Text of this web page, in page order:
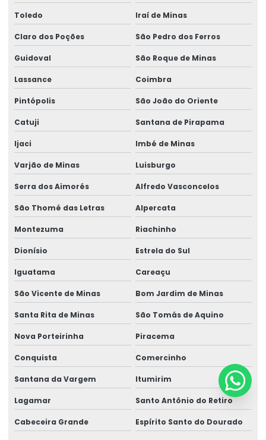
Toledo Iraí de Minas
Claro dos Poções São Pedro dos Ferros
Guidoval São Roque de Minas
Lassance Coimbra
Pintópolis São João do Oriente
Catuji Santana de Pirapama
Ijaci Imbé de Minas
Varjão de Minas Luisburgo
Serra dos Aimorés Alfredo Vasconcelos
São Thomé das Letras Alpercata
Montezuma Riachinho
Dionísio Estrela do Sul
Iguatama Careaçu
São Vicente de Minas Bom Jardim de Minas
Santa Rita de Minas São Tomás de Aquino
Nova Porteirinha Piracema
Conquista Comercinho
Santana da Vargem Itumirim
Lagamar Santo Antônio do Retiro
Cabeceira Grande Espírito Santo do Dourado